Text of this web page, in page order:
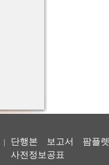
단행본 보고서 팜플렛
사전정보공표